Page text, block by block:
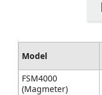
Model
FSM4000
(Magmeter)